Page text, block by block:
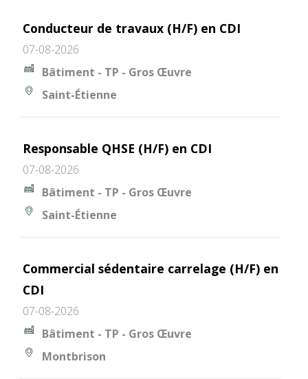
Conducteur de travaux (H/F) en CDI
07-08-2026
Bâtiment - TP - Gros Œuvre
Saint-Étienne
Responsable QHSE (H/F) en CDI
07-08-2026
Bâtiment - TP - Gros Œuvre
Saint-Étienne
Commercial sédentaire carrelage (H/F) en
CDI
07-08-2026
Bâtiment - TP - Gros Œuvre
Montbrison